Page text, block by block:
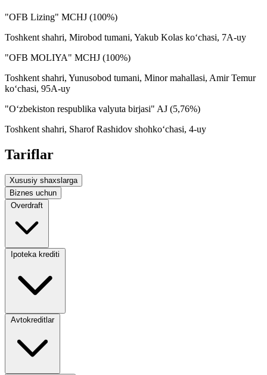
"OFB Lizing" MCHJ (100%)
Toshkent shahri, Mirobod tumani, Yakub Kolas ko‘chasi, 7A-uy
"OFB MOLIYA" MCHJ (100%)
Toshkent shahri, Yunusobod tumani, Minor mahallasi, Amir Temur
ko‘chasi, 95A-uy
"O‘zbekiston respublika valyuta birjasi" AJ (5,76%)
Toshkent shahri, Sharof Rashidov shohko‘chasi, 4-uy
Tariflar
Xususiy shaxslarga
Biznes uchun
Overdraft
Ipoteka krediti
Avtokreditlar